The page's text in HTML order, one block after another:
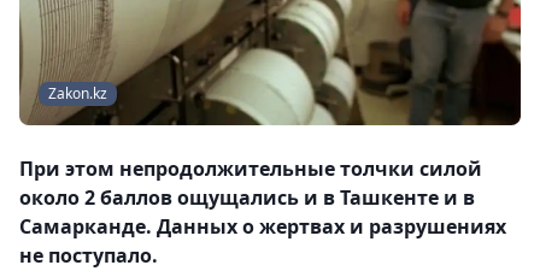
Zakon.kz
При этом непродолжительные толчки силой
около 2 баллов ощущались и в Ташкенте и в
Самарканде. Данных о жертвах и разрушениях
не поступало.